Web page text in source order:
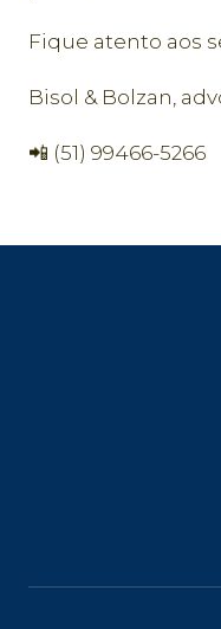
Fique atento aos
Bisol & Bolzan,
📲 (51) 99466-5266